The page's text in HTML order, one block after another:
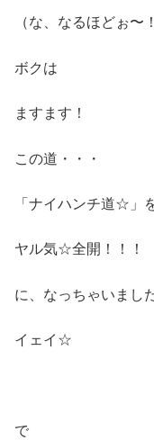
（な、なるほどぉ〜
ボクは
ますます！
この道・・・
「ナイハンチ道☆」
ヤル気☆全開！！！
に、なっちゃいまし
イェイ☆
で